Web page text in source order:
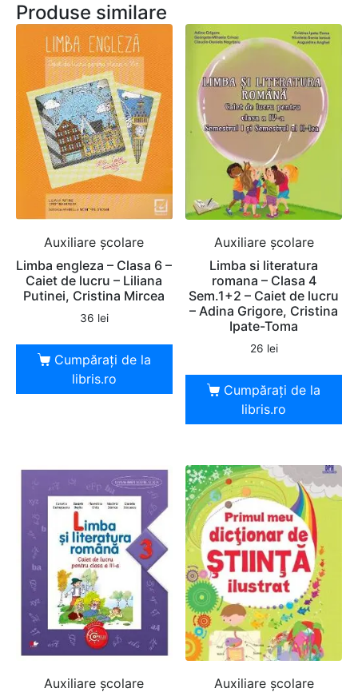
Produse similare
Auxiliare şcolare
Limba engleza – Clasa 6 –
Caiet de lucru – Liliana
Putinei, Cristina Mircea
36 lei
Cumpărați de la
libris.ro
Auxiliare şcolare
Limba si literatura
romana – Clasa 4
Sem.1+2 – Caiet de lucru
– Adina Grigore, Cristina
Ipate-Toma
26 lei
Cumpărați de la
libris.ro
Auxiliare şcolare Auxiliare şcolare